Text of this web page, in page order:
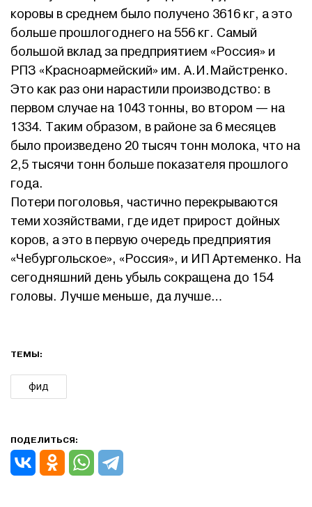
коровы в среднем было получено 3616 кг, а это
больше прошлогоднего на 556 кг. Самый
большой вклад за предприятием «Россия» и
РПЗ «Красноармейский» им. А.И.Майстренко.
Это как раз они нарастили производство: в
первом случае на 1043 тонны, во втором — на
1334. Таким образом, в районе за 6 месяцев
было произведено 20 тысяч тонн молока, что на
2,5 тысячи тонн больше показателя прошлого
года.
Потери поголовья, частично перекрываются
теми хозяйствами, где идет прирост дойных
коров, а это в первую очередь предприятия
«Чебургольское», «Россия», и ИП Артеменко. На
сегодняшний день убыль сокращена до 154
головы. Лучше меньше, да лучше…
ТЕМЫ:
фид
ПОДЕЛИТЬСЯ: